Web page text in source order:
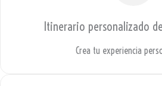
Itinerario personalizado
Crea tu experiencia